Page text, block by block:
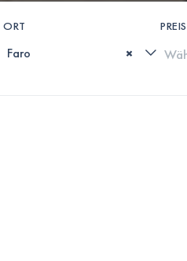
ORT
×
PREIS